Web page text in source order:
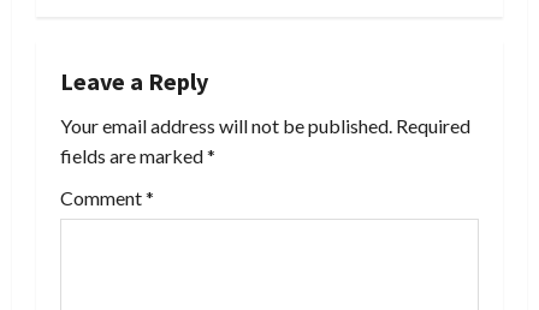
a
v
i
g
Leave a Reply
Your email address will not be published. Required
fields are marked*
Comment*